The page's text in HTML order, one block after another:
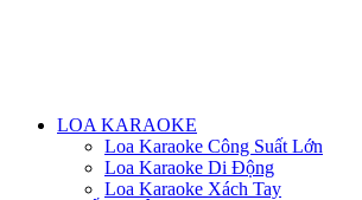
Menu
LOA KARAOKE
Loa Karaoke Công Suất Lớn
Loa Karaoke Di Động
Loa Karaoke Xách Tay